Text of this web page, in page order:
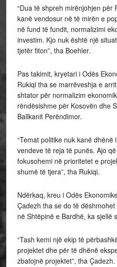
“Dua të shpreh mirënjohjen për
kanë vendosur në të mirën e
në fund të fundit, normalizimi
investim. Kjo nuk është një
tjetër fiton”, tha Boehler.
Pas takimit, kryetari i Odës
Rukiqi tha se marrëveshja e
shtator për normalizim
rëndësishme për Kosovën dhe
Ballkanit Perëndimor.
“Temat politike nuk kanë
vendeve të reja të punës. Ajo
fokusohemi në prioritetet e
shumë të tjera”, tha Rukiqi.
Ndërkaq, kreu i Odës
Çadezh tha se do të
në Shtëpinë e Bardhë, ka sjellë
“Tash kemi një ekip të
projektet dhe për të dhënë
zbatojnë projektet”, tha Çadezh.